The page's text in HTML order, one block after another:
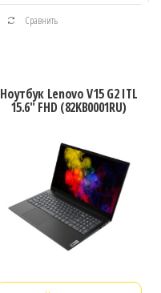
Сравнить
Ноутбук Lenovo V15 G2 ITL
15.6″ FHD (82KB0001RU)